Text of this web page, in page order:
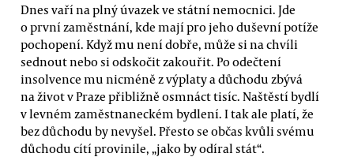
Dnes vaří na plný úvazek ve státní nemocnici. Jde
o první zaměstnání, kde mají pro jeho duševní potíže
pochopení. Když mu není dobře, může si na chvíli
sednout nebo si odskočit zakouřit. Po odečtení
insolvence mu nicméně z výplaty a důchodu zbývá
na život v Praze přibližně osmnáct tisíc. Naštěstí bydlí
v levném zaměstnaneckém bydlení. I tak ale platí, že
bez důchodu by nevyšel. Přesto se občas kvůli svému
důchodu cítí provinile, „jako by odíral stát“.